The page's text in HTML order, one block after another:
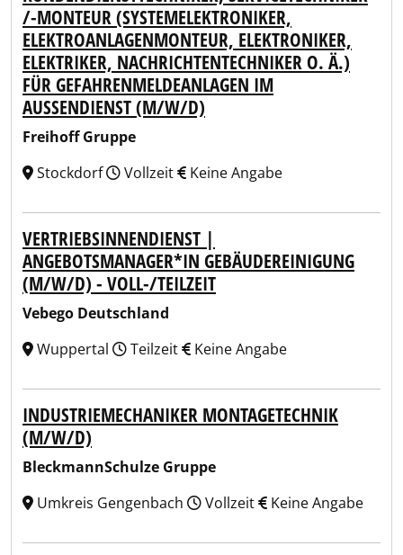
/-MONTEUR (SYSTEMELEKTRONIKER,
ELEKTROANLAGENMONTEUR, ELEKTRONIKER,
ELEKTRIKER, NACHRICHTENTECHNIKER O. Ä.)
FÜR GEFAHRENMELDEANLAGEN IM
AUSSENDIENST (M/W/D)
Freihoff Gruppe
Stockdorf
Vollzeit Keine Angabe
VERTRIEBSINNENDIENST |
ANGEBOTSMANAGER*IN GEBÄUDEREINIGUNG
(M/W/D) - VOLL-/TEILZEIT
Vebego Deutschland
Wuppertal
Teilzeit Keine Angabe
INDUSTRIEMECHANIKER MONTAGETECHNIK
(M/W/D)
BleckmannSchulze Gruppe
Umkreis Gengenbach
Vollzeit Keine Angabe